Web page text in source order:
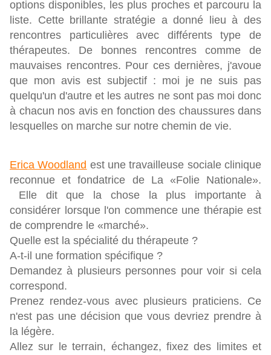
options disponibles, les plus proches et parcouru la
liste. Cette brillante stratégie a donné lieu à des
rencontres particulières avec différents type de
thérapeutes. De bonnes rencontres comme de
mauvaises rencontres. Pour ces dernières, j'avoue
que mon avis est subjectif : moi je ne suis pas
quelqu'un d'autre et les autres ne sont pas moi donc
à chacun nos avis en fonction des chaussures dans
lesquelles on marche sur notre chemin de vie.
Erica Woodland est une travailleuse sociale clinique
reconnue et fondatrice de La «Folie Nationale».
Elle dit que la chose la plus importante à
considérer lorsque l'on commence une thérapie est
de comprendre le «marché».
Quelle est la spécialité du thérapeute ?
A-t-il une formation spécifique ?
Demandez à plusieurs personnes pour voir si cela
correspond.
Prenez rendez-vous avec plusieurs praticiens. Ce
n'est pas une décision que vous devriez prendre à
la légère.
Allez sur le terrain, échangez, fixez des limites et